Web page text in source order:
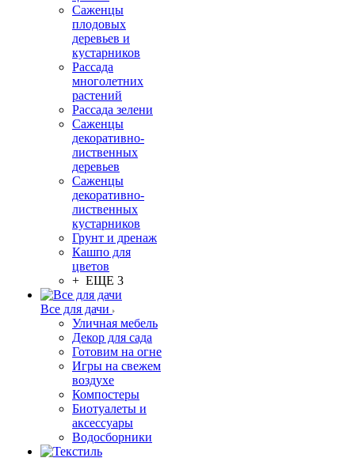
Саженцы
плодовых
деревьев и
кустарников
Рассада
многолетних
растений
Рассада зелени
Саженцы
декоративно-
лиственных
деревьев
Саженцы
декоративно-
лиственных
кустарников
Грунт и дренаж
Кашпо для
цветов
+ ЕЩЕ 3
Все для дачи
Уличная мебель
Декор для сада
Готовим на огне
Игры на свежем
воздухе
Компостеры
Биотуалеты и
аксессуары
Водосборники